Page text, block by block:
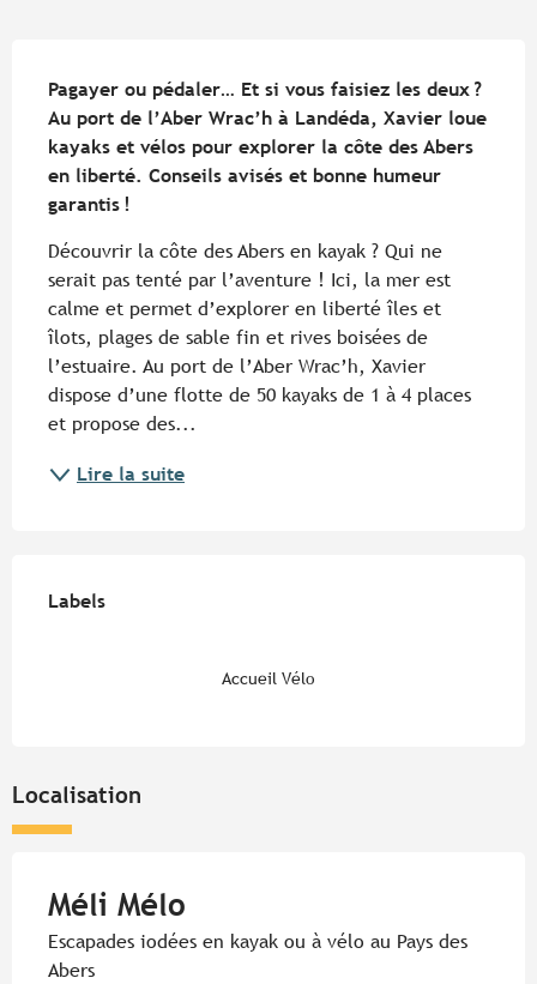
Pagayer ou pédaler… Et si vous faisiez les deux ?
Au port de l’Aber Wrac’h à Landéda, Xavier loue
kayaks et vélos pour explorer la côte des Abers
en liberté. Conseils avisés et bonne humeur
garantis !
Découvrir la côte des Abers en kayak ? Qui ne
serait pas tenté par l’aventure ! Ici, la mer est
calme et permet d’explorer en liberté îles et
îlots, plages de sable fin et rives boisées de
l’estuaire. Au port de l’Aber Wrac’h, Xavier
dispose d’une flotte de 50 kayaks de 1 à 4 places
et propose des...
Lire la suite
Labels
Labels
Accueil Vélo
Localisation
Méli Mélo
Escapades iodées en kayak ou à vélo au Pays des
Abers